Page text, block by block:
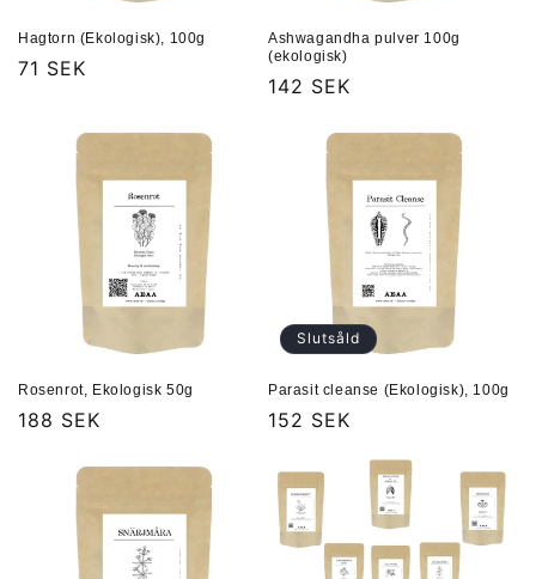
Hagtorn (Ekologisk), 100g
Ordinarie
71 SEK
Ashwagandha pulver 100g
(ekologisk)
Ordinarie
142 SEK
Rosenrot, Ekologisk 50g
Ordinarie
188 SEK
Slutsåld
Parasit cleanse (Ekologisk), 100g
Ordinarie
152 SEK